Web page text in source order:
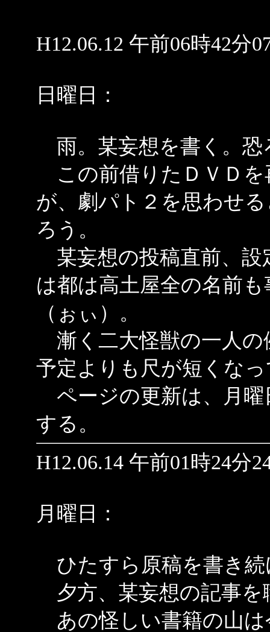
H12.06.12 午前06時42分
日曜日：
雨。某妄想を書く。恐
この前借りたＤＶＤを
が、劇パト２を思わせ
ろう。
某妄想の投稿直前、設
は都は高土屋全の名前
（ぉぃ）。
漸く二大怪獣の一人の
予定よりも尺が短くな
ページの更新は、月曜
する。
H12.06.14 午前01時24分
月曜日：
ひたすら原稿を書き
夕方、某妄想の記事を
あの怪しい書籍の山は